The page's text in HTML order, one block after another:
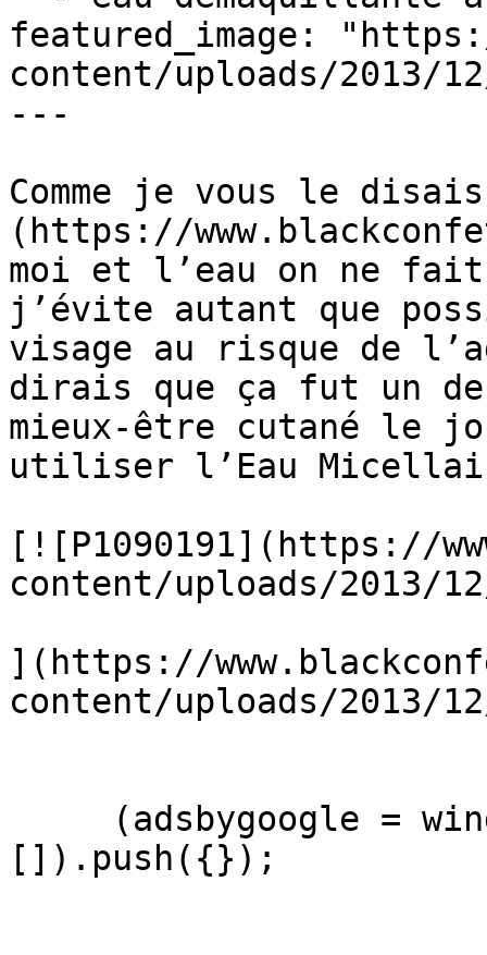
featured_image:
content/uploads/2013/
---
Comme je vous le
(https://
moi et l’eau on ne
j’évite autant que
visage au risque de
dirais que ça fut un
mieux-être cutané le
utiliser l’Eau
[![P1090191](https://
content/uploads/2013/
](https://
content/uploads/2013/
[]).push({});